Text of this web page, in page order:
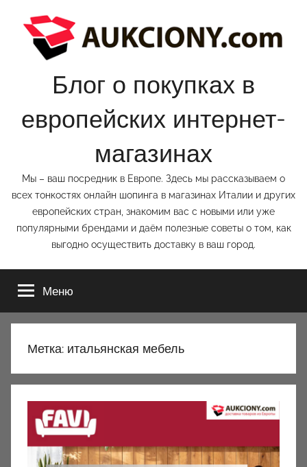
содержимому
Блог о покупках в
европейских интернет-
магазинах
Мы – ваш посредник в Европе. Здесь мы рассказываем о
всех тонкостях онлайн шопинга в магазинах Италии и других
европейских стран, знакомим вас с новыми или уже
популярными брендами и даём полезные советы о том, как
выгодно осуществить доставку в ваш город.
Меню
Метка: итальянская мебель